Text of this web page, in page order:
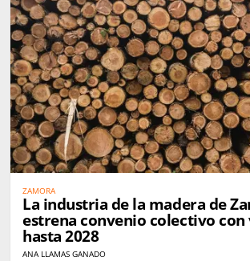
ZAMORA
La industria de la madera de
estrena convenio colectivo con
hasta 2028
ANA LLAMAS GANADO